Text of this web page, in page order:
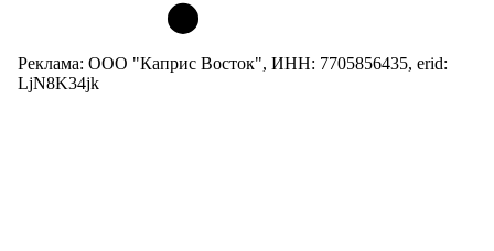
Реклама: ООО "Каприс Восток", ИНН: 7705856435, erid:
LjN8K34jk